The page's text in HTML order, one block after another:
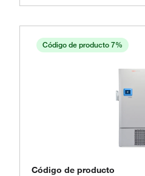
Código de producto 7%
Código de producto